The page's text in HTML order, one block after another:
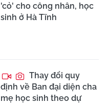
'cỏ' cho công nhân, học
sinh ở Hà Tĩnh
Thay đổi quy
định về Ban đại diện cha
mẹ học sinh theo dự